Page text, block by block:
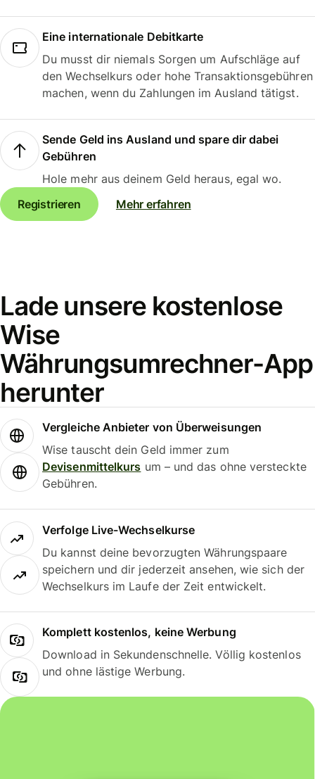
Eine internationale Debitkarte
Du musst dir niemals Sorgen um Aufschläge auf
den Wechselkurs oder hohe Transaktionsgebühren
machen, wenn du Zahlungen im Ausland tätigst.
Sende Geld ins Ausland und spare dir dabei
Gebühren
Hole mehr aus deinem Geld heraus, egal wo.
Registrieren
Mehr erfahren
Lade unsere kostenlose
Wise
Währungsumrechner-App
herunter
Vergleiche Anbieter von Überweisungen
Wise tauscht dein Geld immer zum
Devisenmittelkurs um – und das ohne versteckte
Gebühren.
Verfolge Live-Wechselkurse
Du kannst deine bevorzugten Währungspaare
speichern und dir jederzeit ansehen, wie sich der
Wechselkurs im Laufe der Zeit entwickelt.
Komplett kostenlos, keine Werbung
Download in Sekundenschnelle. Völlig kostenlos
und ohne lästige Werbung.